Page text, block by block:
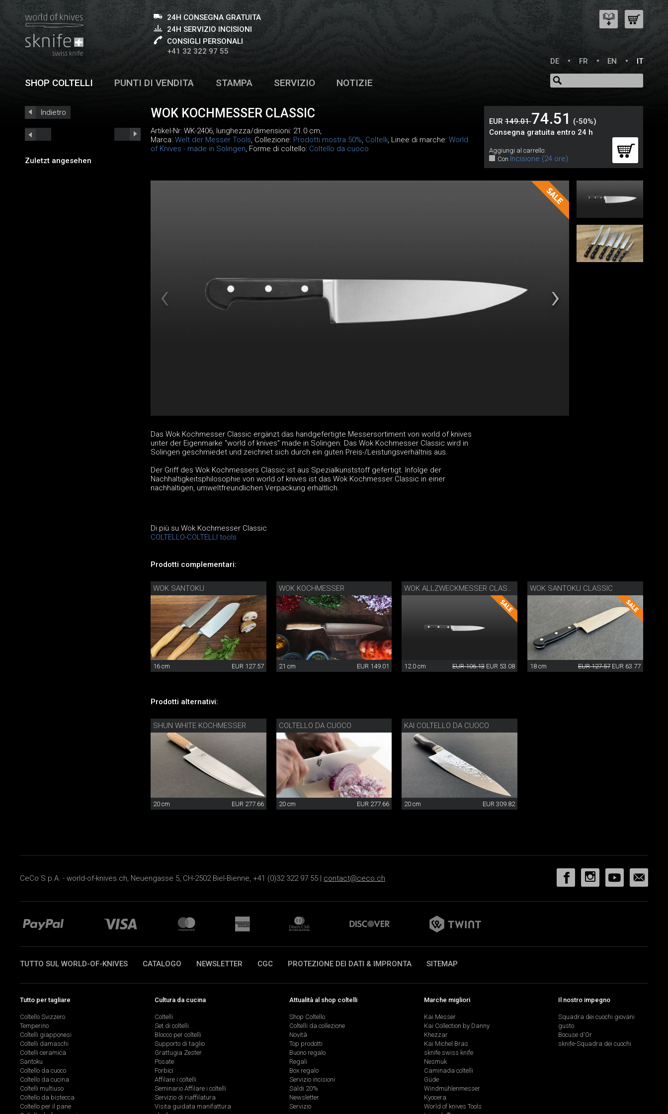
24H CONSEGNA GRATUITA
24H SERVIZIO INCISIONI
CONSIGLI PERSONALI
+41 32 322 97 55
DE
FR EN IT
SHOP COLTELLI PUNTI DI VENDITA STAMPA SERVIZIO NOTIZIE
Indietro
Zuletzt angesehen
WOK KOCHMESSER CLASSIC
Artikel-Nr: WK-2406, lunghezza/dimensioni: 21.0 cm,
Marca: Welt der Messer Tools, Collezione: Prodotti mostra 50%, Coltelli, Linee di marche: World
of Knives - made in Solingen, Forme di coltello: Coltello da cuoco
EUR149.0174.51
(-50%)
Consegna gratuita entro 24 h
Aggiungi al carrello:
Con Incisione (24 ore)
Das Wok Kochmesser Classic ergänzt das handgefertigte Messersortiment von world of knives
unter der Eigenmarke "world of knives" made in Solingen. Das Wok Kochmesser Classic wird in
Solingen geschmiedet und zeichnet sich durch ein guten Preis-/Leistungsverhältnis aus.
Der Griff des Wok Kochmessers Classic ist aus Spezialkunststoff gefertigt. Infolge der
Nachhaltigkeitsphilosophie von world of knives ist das Wok Kochmesser Classic in einer
nachhaltigen, umweltfreundlichen Verpackung erhältlich.
Di più su Wok Kochmesser Classic
COLTELLO-COLTELLI tools
Prodotti complementari:
WOK SANTOKU
16 cm EUR 127.57
WOK KOCHMESSER
21 cm EUR 149.01 12.0 cm EUR 106.13 EUR 53.08
WOK SANTOKU CLASSIC
18 cm EUR 127.57 EUR 63.77
Prodotti alternativi:
SHUN WHITE KOCHMESSER
20 cm EUR 277.66
COLTELLO DA CUOCO
20 cm EUR 277.66
KAI COLTELLO DA CUOCO
20 cm EUR 309.82
CeCo S.p.A. - world-of-knives.ch, Neuengasse 5, CH-2502 Biel-Bienne, +41 (0)32 322 97 55 | contact@ceco.ch
TUTTO SUL WORLD-OF-KNIVES CATALOGO NEWSLETTER CGC PROTEZIONE DEI DATI & IMPRONTA SITEMAP
Tutto per tagliare
Coltello Svizzero
Temperino
Coltelli giapponesi
Coltelli damaschi
Coltelli ceramica
Santoku
Coltello da cuoco
Coltello da cucina
Coltelli multiuso
Coltello da bistecca
Coltello per il pane
Cultura da cucina
Coltelli
Set di coltelli
Blocco per coltelli
Supporto di taglio
Grattugia Zester
Posate
Forbici
Affilare i coltelli
Seminario Affilare i coltelli
Servizio di riaffilatura
Visita guidata manifattura
Attualità al shop coltelli
Shop Coltello
Coltelli da collezione
Novità
Top prodotti
Buono regalo
Regali
Box regalo
Servizio incisioni
Saldi 20%
Newsletter
Servizio
Marche migliori
Kai Messer
Kai Collection by Danny
Khezzar
Kai Michel Bras
sknife swiss knife
Nesmuk
Caminada coltelli
Güde
Windmühlenmesser
Kyocera
World of knives Tools
Il nostro impegno
Squadra dei cuochi giovani
gusto
Bocuse d'Or
sknife-Squadra dei cuochi